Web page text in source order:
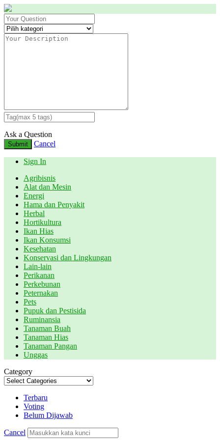
Ask a Question
Submit Cancel
Sign In
Agribisnis
Alat dan Mesin
Energi
Hama dan Penyakit
Herbal
Hortikultura
Ikan Hias
Ikan Konsumsi
Kesehatan
Konservasi dan Lingkungan
Lain-lain
Perikanan
Perkebunan
Peternakan
Pets
Pupuk dan Pestisida
Ruminansia
Tanaman Buah
Tanaman Hias
Tanaman Pangan
Unggas
Category
Terbaru
Voting
Belum Dijawab
Cancel